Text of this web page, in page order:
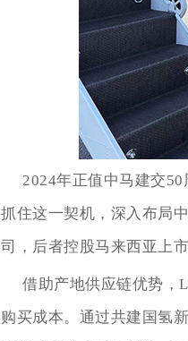
2024年正值中马建交
抓住这一契机，深入布局
司，后者控股马来西亚上
借助产地供应链优势，
购买成本。通过共建国氢